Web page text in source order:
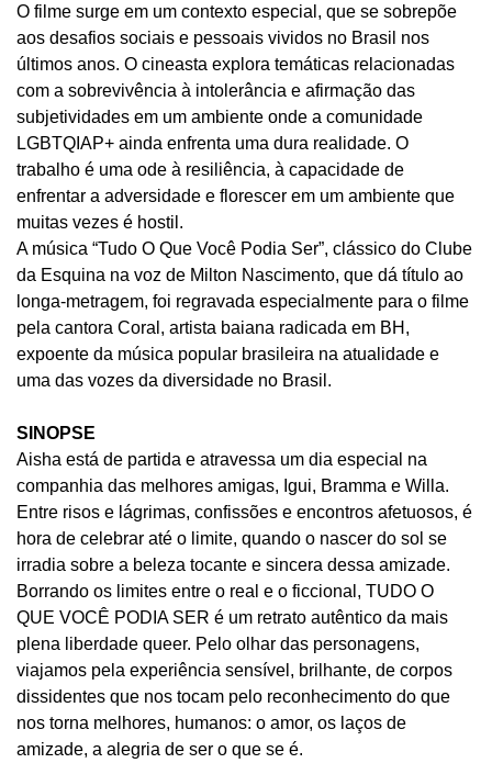
O filme surge em um contexto especial, que se sobrepõe
aos desafios sociais e pessoais vividos no Brasil nos
últimos anos. O cineasta explora temáticas relacionadas
com a sobrevivência à intolerância e afirmação das
subjetividades em um ambiente onde a comunidade
LGBTQIAP+ ainda enfrenta uma dura realidade. O
trabalho é uma ode à resiliência, à capacidade de
enfrentar a adversidade e florescer em um ambiente que
muitas vezes é hostil.
A música “Tudo O Que Você Podia Ser”, clássico do Clube
da Esquina na voz de Milton Nascimento, que dá título ao
longa-metragem, foi regravada especialmente para o filme
pela cantora Coral, artista baiana radicada em BH,
expoente da música popular brasileira na atualidade e
uma das vozes da diversidade no Brasil.
SINOPSE
Aisha está de partida e atravessa um dia especial na
companhia das melhores amigas, Igui, Bramma e Willa.
Entre risos e lágrimas, confissões e encontros afetuosos, é
hora de celebrar até o limite, quando o nascer do sol se
irradia sobre a beleza tocante e sincera dessa amizade.
Borrando os limites entre o real e o ficcional, TUDO O
QUE VOCÊ PODIA SER é um retrato autêntico da mais
plena liberdade queer. Pelo olhar das personagens,
viajamos pela experiência sensível, brilhante, de corpos
dissidentes que nos tocam pelo reconhecimento do que
nos torna melhores, humanos: o amor, os laços de
amizade, a alegria de ser o que se é.